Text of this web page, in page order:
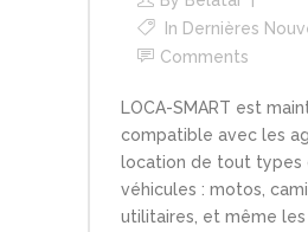
In Dernières
Comments
LOCA-SMART est
compatible avec les
location de tout types
véhicules : motos,
utilitaires, et même les